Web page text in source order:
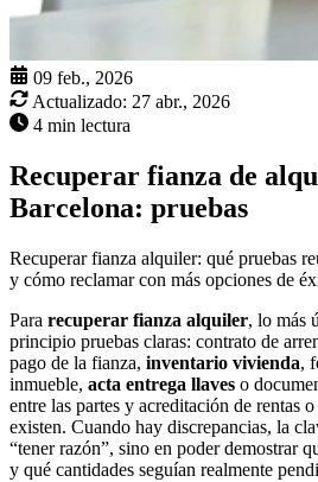
09 feb., 2026
Actualizado: 27 abr., 2026
4 min lectura
Recuperar fianza de
Barcelona: pruebas
Recuperar fianza alquiler: qué pruebas
y cómo reclamar con más opciones de
Para recuperar fianza alquiler, lo más
principio pruebas claras: contrato de
pago de la fianza, inventario vivienda,
inmueble, acta entrega llaves o
entre las partes y acreditación de rentas
existen. Cuando hay discrepancias, la
“tener razón”, sino en poder demostrar
y qué cantidades seguían realmente